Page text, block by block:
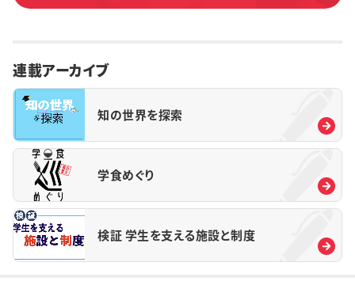
連載アーカイブ
知の世界を探索
学食めぐり
検証 学生を支える施設と制度